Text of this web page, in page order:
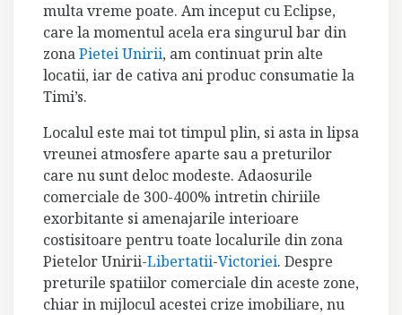
multa vreme poate. Am inceput cu Eclipse,
care la momentul acela era singurul bar din
zonaPietei Unirii, am continuat prin alte
locatii, iar de cativa ani produc consumatie la
Timi’s.
Localul este mai tot timpul plin, si asta in lipsa
vreunei atmosfere aparte sau a preturilor
care nu sunt deloc modeste. Adaosurile
comerciale de 300-400% intretin chiriile
exorbitante si amenajarile interioare
costisitoare pentru toate localurile din zona
Pietelor Unirii-Libertatii-Victoriei. Despre
preturile spatiilor comerciale din aceste zone,
chiar in mijlocul acestei crize imobiliare, nu